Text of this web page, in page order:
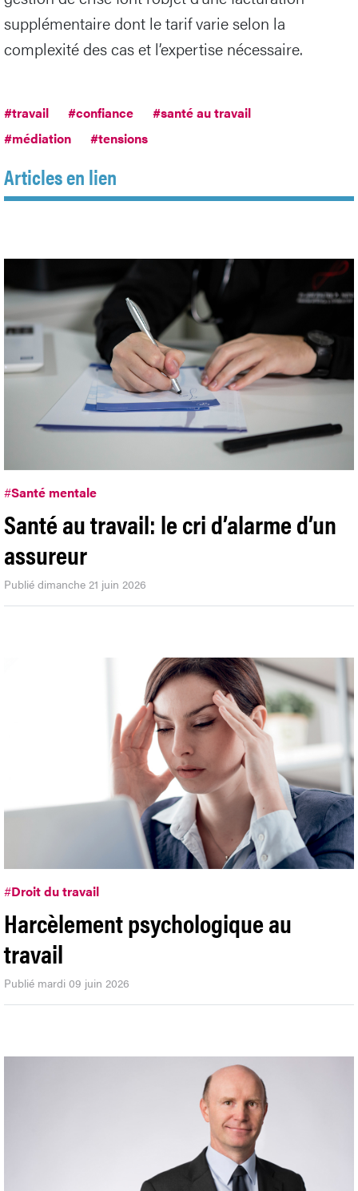
supplémentaire dont le tarif varie selon la
complexité des cas et l’expertise nécessaire.
#travail #confiance
#santé au travail
#médiation
#tensions
Articles en lien
#Santé mentale
Santé au travail: le cri d’alarme d’un
assureur
Publié dimanche 21 juin 2026
#Droit du travail
Harcèlement psychologique au
travail
Publié mardi 09 juin 2026